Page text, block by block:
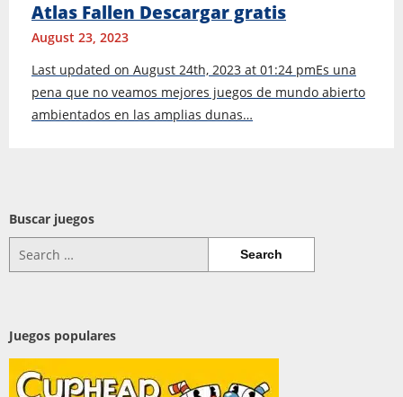
Atlas Fallen Descargar gratis
August 23, 2023
Last updated on August 24th, 2023 at 01:24 pmEs una
pena que no veamos mejores juegos de mundo abierto
ambientados en las amplias dunas…
Buscar juegos
for:
Juegos populares